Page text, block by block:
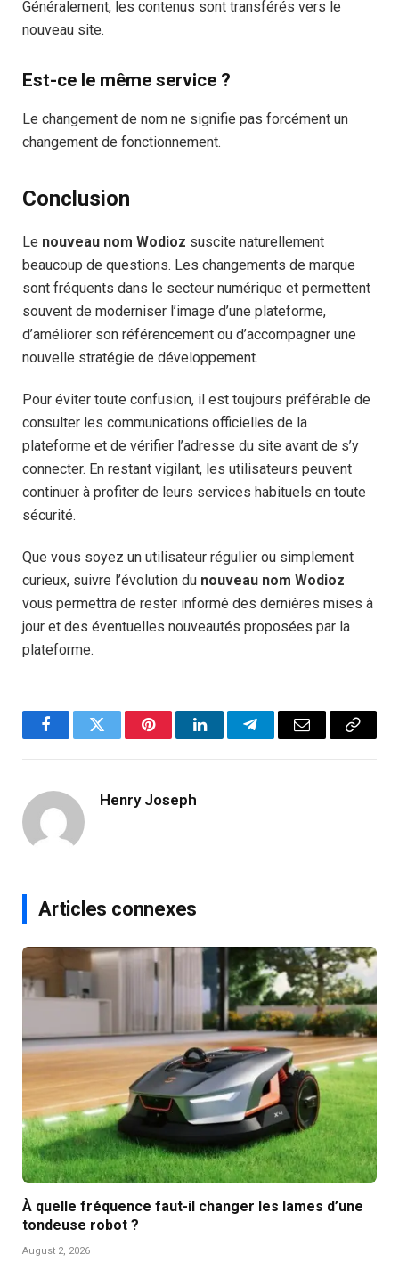
Généralement, les contenus sont transférés vers le
nouveau site.
Est-ce le même service ?
Le changement de nom ne signifie pas forcément un
changement de fonctionnement.
Conclusion
Le nouveau nom Wodioz suscite naturellement
beaucoup de questions. Les changements de marque
sont fréquents dans le secteur numérique et permettent
souvent de moderniser l’image d’une plateforme,
d’améliorer son référencement ou d’accompagner une
nouvelle stratégie de développement.
Pour éviter toute confusion, il est toujours préférable de
consulter les communications officielles de la
plateforme et de vérifier l’adresse du site avant de s’y
connecter. En restant vigilant, les utilisateurs peuvent
continuer à profiter de leurs services habituels en toute
sécurité.
Que vous soyez un utilisateur régulier ou simplement
curieux, suivre l’évolution du nouveau nom Wodioz
vous permettra de rester informé des dernières mises à
jour et des éventuelles nouveautés proposées par la
plateforme.
FacebookTwitter PinterestLinkedInTelegramEmail
Copy
Henry Joseph
Articles connexes
À quelle fréquence faut-il changer les lames d’une
tondeuse robot ?
August 2, 2026